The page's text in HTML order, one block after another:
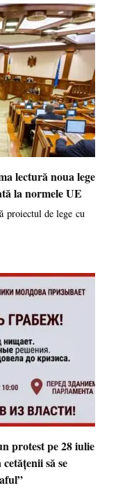
lectură noua lege
la normele UE
proiectul de lege cu
protest pe 28 iulie
să se